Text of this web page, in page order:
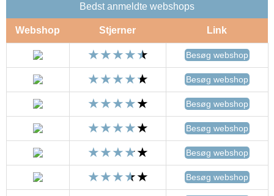
Bedst anmeldte webshops
Webshop Stjerner Link
Besøg webshop
Besøg webshop
Besøg webshop
Besøg webshop
Besøg webshop
Besøg webshop